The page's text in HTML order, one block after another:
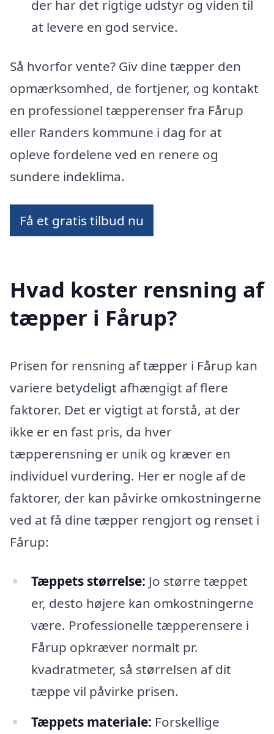
der har det rigtige udstyr og viden til
at levere en god service.
Så hvorfor vente? Giv dine tæpper den
opmærksomhed, de fortjener, og kontakt
en professionel tæpperenser fra Fårup
eller Randers kommune i dag for at
opleve fordelene ved en renere og
sundere indeklima.
Få et gratis tilbud nu
Hvad koster rensning af
tæpper i Fårup?
Prisen for rensning af tæpper i Fårup kan
variere betydeligt afhængigt af flere
faktorer. Det er vigtigt at forstå, at der
ikke er en fast pris, da hver
tæpperensning er unik og kræver en
individuel vurdering. Her er nogle af de
faktorer, der kan påvirke omkostningerne
ved at få dine tæpper rengjort og renset i
Fårup:
Tæppets størrelse: Jo større tæppet
er, desto højere kan omkostningerne
være. Professionelle tæpperensere i
Fårup opkræver normalt pr.
kvadratmeter, så størrelsen af dit
tæppe vil påvirke prisen.
Tæppets materiale: Forskellige